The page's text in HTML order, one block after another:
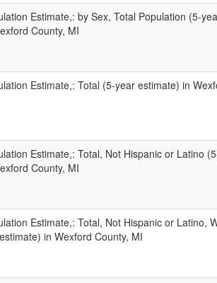
Estimate,: by Sex, Total Population (5-
County, MI
Estimate,: Total (5-year estimate) in
Estimate,: Total, Not Hispanic or Latino
County, MI
Estimate,: Total, Not Hispanic or Latino,
in Wexford County, MI